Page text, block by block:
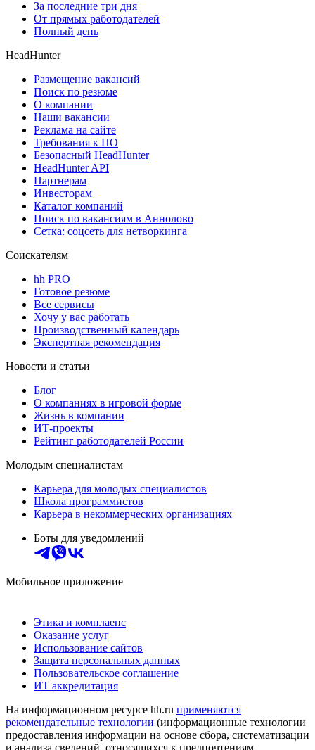
За последние три дня
От прямых работодателей
Полный день
HeadHunter
Размещение вакансий
Поиск по резюме
О компании
Наши вакансии
Реклама на сайте
Требования к ПО
Безопасный HeadHunter
HeadHunter API
Партнерам
Инвесторам
Каталог компаний
Поиск по вакансиям в Аннолово
Сетка: соцсеть для нетворкинга
Соискателям
hh PRO
Готовое резюме
Все сервисы
Хочу у вас работать
Производственный календарь
Экспертная рекомендация
Новости и статьи
Блог
О компаниях в игровой форме
Жизнь в компании
ИТ-проекты
Рейтинг работодателей России
Молодым специалистам
Карьера для молодых специалистов
Школа программистов
Карьера в некоммерческих организациях
Боты для уведомлений
Мобильное приложение
Этика и комплаенс
Оказание услуг
Использование сайтов
Защита персональных данных
Пользовательское соглашение
ИТ аккредитация
На информационном ресурсе hh.ru применяются
рекомендательные технологии (информационные технологии
предоставления информации на основе сбора, систематизации
и анализа сведений, относящихся к предпочтениям